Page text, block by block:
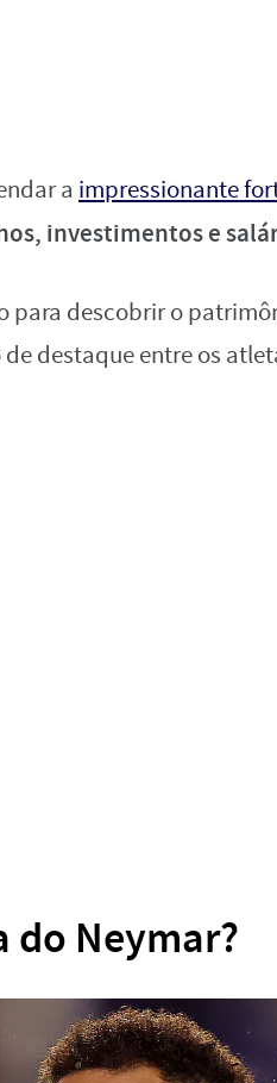
a impressionante
investimentos e
para descobrir o
destaque entre os
do Neymar?